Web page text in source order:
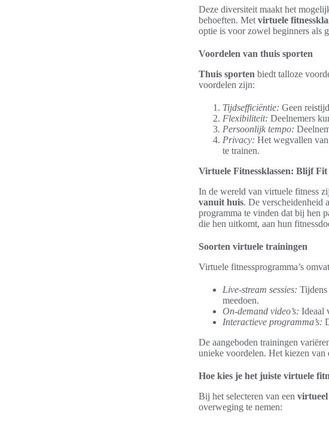
Deze diversiteit maakt het
behoeften. Met virtuele
optie is voor zowel beginners als
Voordelen van thuis sporten
Thuis sporten biedt talloze
voordelen zijn:
Tijdsefficiëntie: Geen
Flexibiliteit: Deelnemers
Persoonlijk tempo:
Privacy: Het wegvallen
te trainen.
Virtuele Fitnessklassen: Blijf
In de wereld van virtuele fitness
vanuit huis. De verscheidenheid
programma te vinden dat bij hen
die hen uitkomt, aan hun
Soorten virtuele trainingen
Virtuele fitnessprogramma’s
Live-stream sessies: Tijdens
meedoen.
On-demand video’s: Ideaal
Interactieve programma’s:
De aangeboden trainingen
unieke voordelen. Het kiezen van
Hoe kies je het juiste virtuele
Bij het selecteren van een
overweging te nemen: